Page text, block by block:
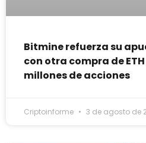
Bitmine refuerza su
con otra compra de
millones de acciones
Criptoinforme 3 de agosto de